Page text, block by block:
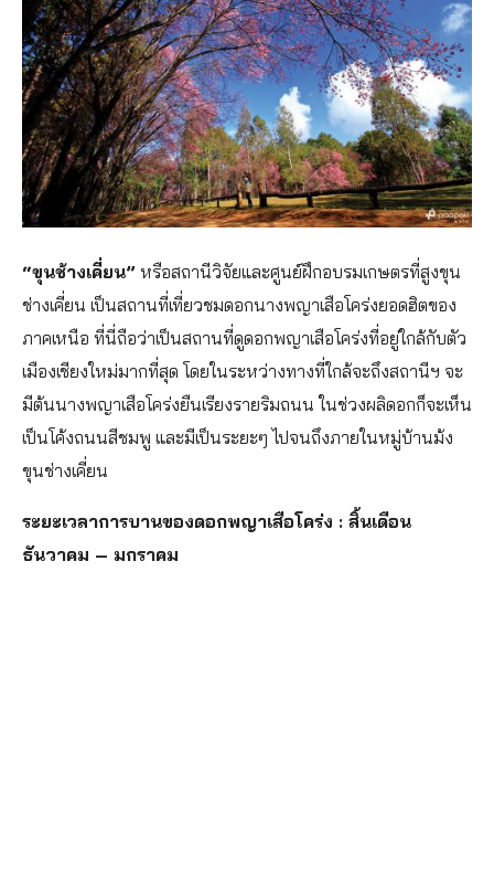
“ขุนช้างเคี่ยน” หรือสถานีวิจัยและศูนย์ฝึกอบรมเกษตรที่สูงขุน
ช่างเคี่ยน เป็นสถานที่เที่ยวชมดอกนางพญาเสือโคร่งยอดฮิตของ
ภาคเหนือ ที่นี่ถือว่าเป็นสถานที่ดูดอกพญาเสือโคร่งที่อยู่ใกล้กับตัว
เมืองเชียงใหม่มากที่สุด โดยในระหว่างทางที่ใกล้จะถึงสถานีฯ จะ
มีต้นนางพญาเสือโคร่งยืนเรียงรายริมถนน ในช่วงผลิดอกก็จะเห็น
เป็นโค้งถนนสีชมพู และมีเป็นระยะๆ ไปจนถึงภายในหมู่บ้านม้ง
ขุนช่างเคี่ยน
ระยะเวลาการบานของดอกพญาเสือโคร่ง : สิ้นเดือน
ธันวาคม – มกราคม